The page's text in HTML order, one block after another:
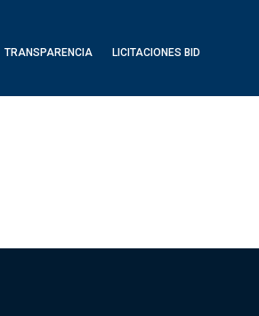
TRANSPARENCIA LICITACIONES BID